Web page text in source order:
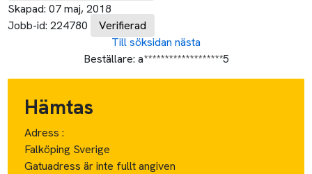
Skapad: 07 maj, 2018
Jobb-id: 224780 Verifierad
Till söksidan nästa
Beställare: a*******************5
Hämtas
Adress :
Falköping Sverige
Gatuadress är inte fullt angiven